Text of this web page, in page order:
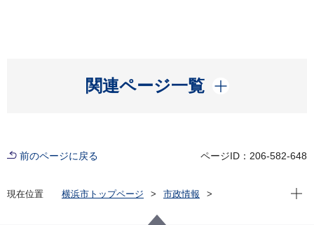
関連ページ一覧
開く
前のページに戻る ページID：206-582-648
現在位置 横浜市トップページ
市政情報
現在